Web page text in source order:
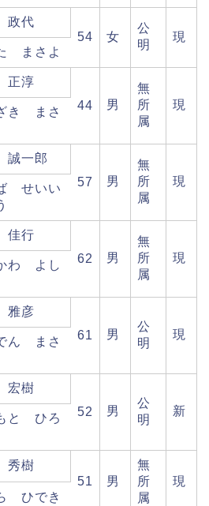
政代
54
女
公
明
現
まさよ
正淳
44
男
無
所
属
現
き まさ
一郎
57
男
無
所
属
現
せいい
佳行
62
男
無
所
属
現
わ よし
雅彦
61
男
公
明
現
ん まさ
宏樹
52
男
公
明
新
と ひろ
秀樹
51
男
無
所
属
現
ひでき